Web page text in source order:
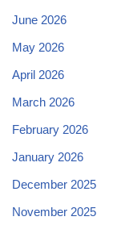
June 2026
May 2026
April 2026
March 2026
February 2026
January 2026
December 2025
November 2025